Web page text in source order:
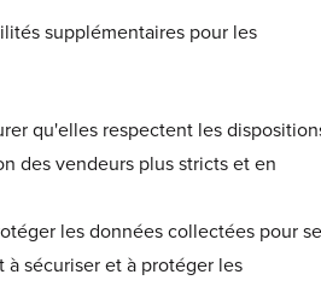
supplémentaires pour les
qu'elles respectent les
des vendeurs plus stricts et en
les données collectées pour se
sécuriser et à protéger les